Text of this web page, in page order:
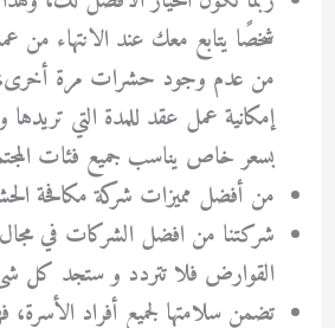
شخصًا يتابع معك عند الانتهاء من
من عدم وجود حشرات مرة أخرى،
إمكانية عمل عقد للمدة التي
بسعر خاص يناسب جميع فئات
من أفضل مميزات شركة مكافحة
شركتنا من افضل الشركات في
القوارض فلا تتردد و ستجد كل
تضمن سلامتها لجميع أفراد